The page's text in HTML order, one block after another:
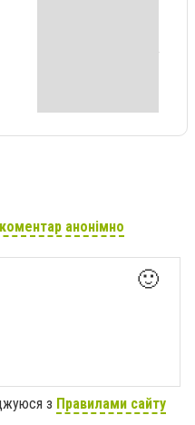
анонімно
🙂
з Правилами сайту